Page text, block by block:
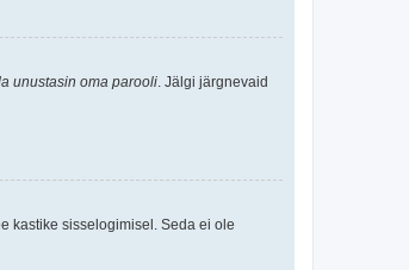
unustasin oma parooli . Jälgi järgnevaid
kastike sisselogimisel. Seda ei ole